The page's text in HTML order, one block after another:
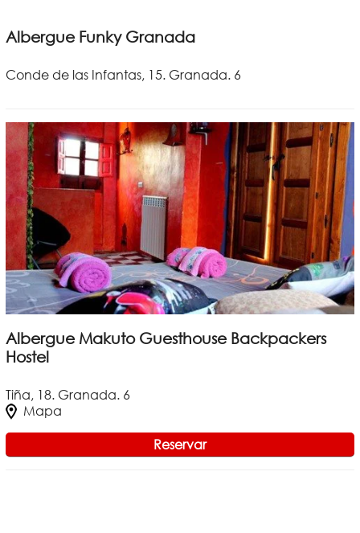
Albergue Funky Granada
Conde de las Infantas, 15. Granada. 6
Albergue Makuto Guesthouse Backpackers
Hostel
Tiña, 18. Granada. 6
Mapa
Reservar